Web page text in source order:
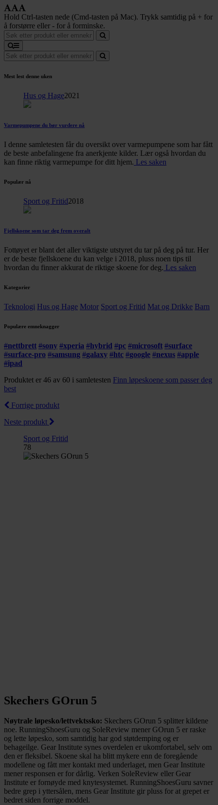
Hold Ctrl-tasten nede (Cmd-tasten på Mac). Trykk samtidig på + for
å forstørre eller - for å forminske.
Mest lest denne uken
Hus og Hage2021
Varmepumpene du bør vurdere nå
I denne samletesten får du oversikt over varmepumpene som har fått
de beste anbefalingene fra anerkjente kilder. Lær også hvordan du
kan finne riktig varmepumpe for ditt hjem. Les saken
Populær nå
Sport og Fritid2018
Fjellskoene som tar deg frem overalt
Fottøyet er blant det aller viktigste utstyret du tar på deg på tur. Her
er de beste fjellskoene du kan velge i 2018, pluss noen tips til
hvordan du finner akkurat de riktige skoene for deg. Les saken
Kategorier
Teknologi Hus og Hage Motor Sport og Fritid Mat og Drikke Barn
Populære emneknagger
#nettbrett #sony #xperia #hybrid #pc #microsoft #surface
#surface-pro #samsung #galaxy #htc #google #nexus #apple
#ipad
Produktet er 46 av 60 i samletesten Finn løpeskoene som passer deg
best
Forrige produkt
Neste produkt
Sport og Fritid
78
Skechers GOrun 5
Nøytrale løpesko/lettvektssko: Skechers GOrun 5 splitter kildene
noe. RunningShoesGuru og SoleReview mener GOrun 5 er raske
og lette løpesko, som samtidig har god støtdemping og er
behageilge. Gear Institute synes overdelen er ukomfortabel, selv om
den er fleksibel. Skoene skal ha blitt mykere enn de foregående
modellene og fått mer kontakt med underlaget, men Gear Institute
mener responsen er for dårlig. Verken SoleReview eller Gear
Institute er fornøyde med knytesystemet. RunningShoesGuru savner
bedre grep i yttersålen, mens Gear Institute gir pluss for at grepet er
bedret siden forrige moddel.